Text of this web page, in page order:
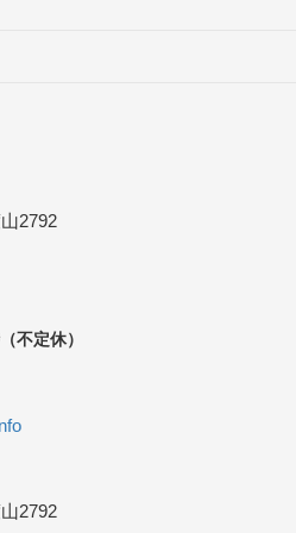
2792
不定休）
2792